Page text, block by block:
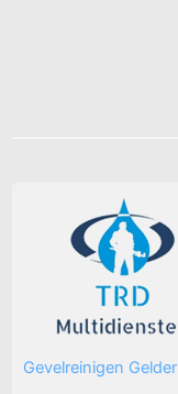
Gevelreinigen